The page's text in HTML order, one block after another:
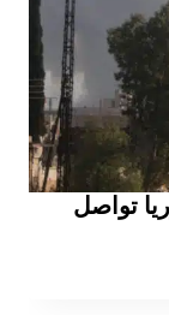
تواصل